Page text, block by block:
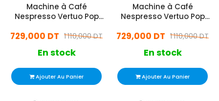
Machine à Café
Nespresso Vertuo Pop
1 110,000 DT
729,000 DT
En stock
Ajouter Au Panier
Machine à Café
Nespresso Vertuo Pop
1 110,000 DT
729,000 DT
En stock
Ajouter Au Panier